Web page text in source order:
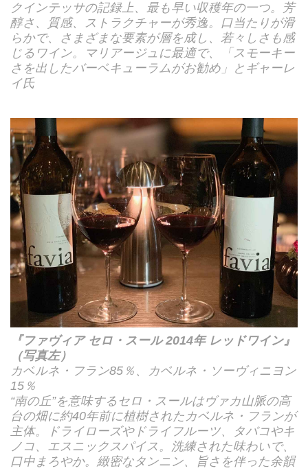
クインテッサの記録上、最も早い収穫年の一つ。芳
醇さ、質感、ストラクチャーが秀逸。口当たりが滑
らかで、さまざまな要素が層を成し、若々しさも感
じるワイン。マリアージュに最適で、「スモーキー
さを出したバーベキューラムがお勧め」とギャーレ
イ氏
『ファヴィア セロ・スール 2014年 レッドワイン』
（写真左）
カベルネ・フラン85％、カベルネ・ソーヴィニヨン
15％
“南の丘”を意味するセロ・スールはヴァカ山脈の高
台の畑に約40年前に植樹されたカベルネ・フランが
主体。ドライローズやドライフルーツ、タバコやキ
ノコ、エスニックスパイス。洗練された味わいで、
口中まろやか。緻密なタンニン、旨さを伴った余韻